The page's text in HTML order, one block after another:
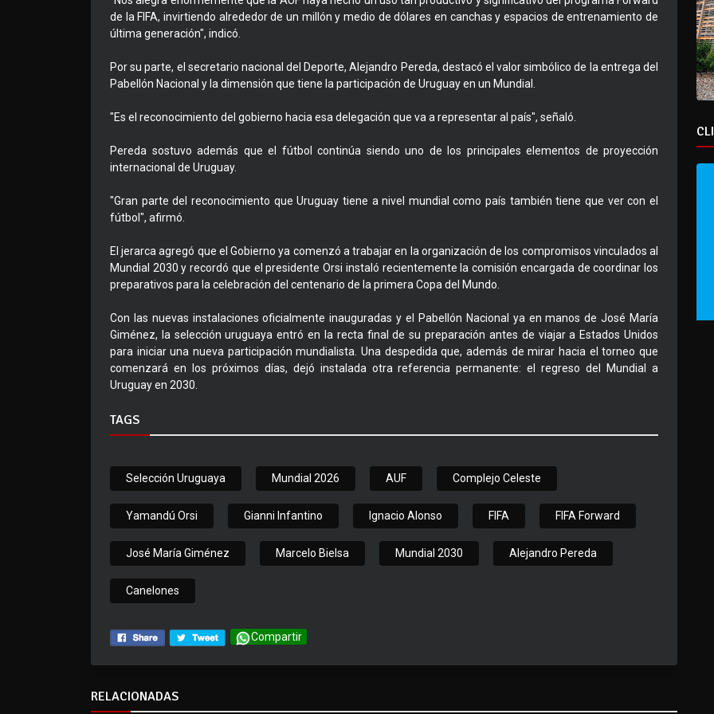
de la FIFA, invirtiendo alrededor de un millón y medio de dólares en canchas y espacios de entrenamiento de
última generación", indicó.
Por su parte, el secretario nacional del Deporte, Alejandro Pereda, destacó el valor simbólico de la entrega del
Pabellón Nacional y la dimensión que tiene la participación de Uruguay en un Mundial.
"Es el reconocimiento del gobierno hacia esa delegación que va a representar al país", señaló.
Pereda sostuvo además que el fútbol continúa siendo uno de los principales elementos de proyección
internacional de Uruguay.
"Gran parte del reconocimiento que Uruguay tiene a nivel mundial como país también tiene que ver con el
fútbol", afirmó.
El jerarca agregó que el Gobierno ya comenzó a trabajar en la organización de los compromisos vinculados al
Mundial 2030 y recordó que el presidente Orsi instaló recientemente la comisión encargada de coordinar los
preparativos para la celebración del centenario de la primera Copa del Mundo.
Con las nuevas instalaciones oficialmente inauguradas y el Pabellón Nacional ya en manos de José María
Giménez, la selección uruguaya entró en la recta final de su preparación antes de viajar a Estados Unidos
para iniciar una nueva participación mundialista. Una despedida que, además de mirar hacia el torneo que
comenzará en los próximos días, dejó instalada otra referencia permanente: el regreso del Mundial a
Uruguay en 2030.
TAGS
Selección Uruguaya Mundial 2026 AUF Complejo Celeste
Yamandú Orsi Gianni Infantino Ignacio Alonso FIFA FIFA Forward
José María Giménez Marcelo Bielsa Mundial 2030 Alejandro Pereda
Canelones
Compartir
RELACIONADAS